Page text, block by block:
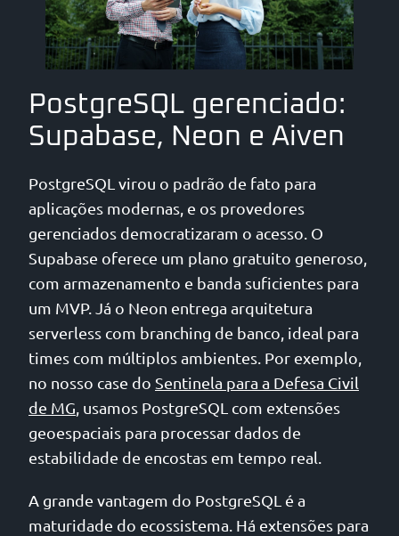
PostgreSQL gerenciado:
Supabase, Neon e Aiven
PostgreSQL virou o padrão de fato para
aplicações modernas, e os provedores
gerenciados democratizaram o acesso. O
Supabase oferece um plano gratuito generoso,
com armazenamento e banda suficientes para
um MVP. Já o Neon entrega arquitetura
serverless com branching de banco, ideal para
times com múltiplos ambientes. Por exemplo,
no nosso case do Sentinela para a Defesa Civil
de MG, usamos PostgreSQL com extensões
geoespaciais para processar dados de
estabilidade de encostas em tempo real.
A grande vantagem do PostgreSQL é a
maturidade do ecossistema. Há extensões para